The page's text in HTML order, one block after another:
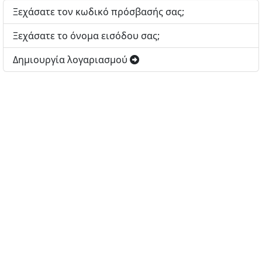
Ξεχάσατε τον κωδικό πρόσβασής σας;
Ξεχάσατε το όνομα εισόδου σας;
Δημιουργία λογαριασμού